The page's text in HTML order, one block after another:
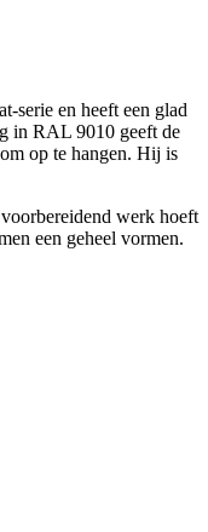
serie en heeft een glad
in RAL 9010 geeft de
op te hangen. Hij is
werk hoeft
een geheel vormen.